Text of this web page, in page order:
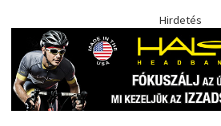
Hirdetés